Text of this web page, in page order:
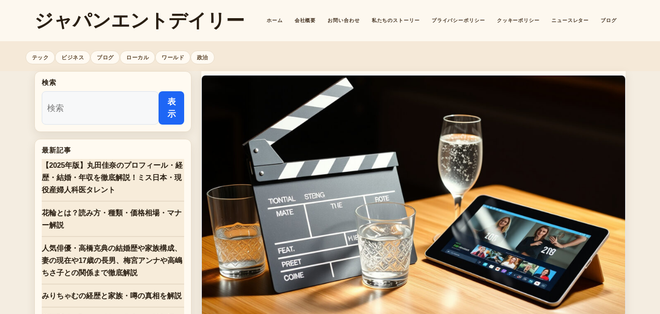
ジャパンエントデイリー ホーム 会社概要 お問い合わせ 私たちのストーリー プライバシーポリシー クッキーポリシー ニュースレター ブログ
テック ビジネス ブログ ローカル ワールド 政治
検索
表
示
最新記事
【2025年版】丸田佳奈のプロフィール・経
歴・結婚・年収を徹底解説！ミス日本・現
役産婦人科医タレント
花輪とは？読み方・種類・価格相場・マナ
ー解説
人気俳優・高橋克典の結婚歴や家族構成、
妻の現在や17歳の長男、梅宮アンナや高嶋
ちさ子との関係まで徹底解説
みりちゃむの経歴と家族・噂の真相を解説